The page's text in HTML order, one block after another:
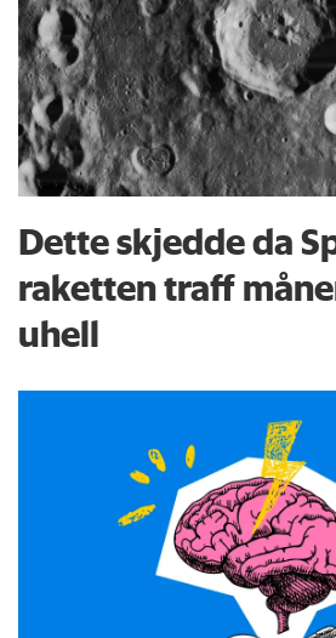
Dette skjedde da
raketten traff
uhell